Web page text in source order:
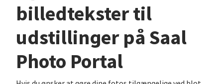
billedtekster til
udstillinger på Saal
Photo Portal